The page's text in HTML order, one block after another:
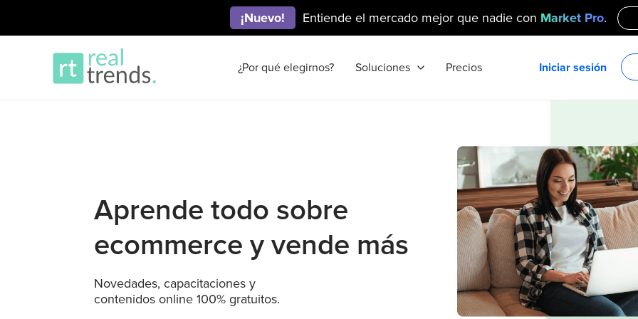
¡Nuevo! Entiende el mercado mejor que nadie con Market Pro.
¿Por qué elegirnos? Soluciones Precios Iniciar sesión
Aprende todo sobre
ecommerce y vende más
Novedades, capacitaciones y
contenidos online 100% gratuitos.